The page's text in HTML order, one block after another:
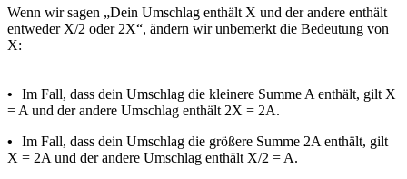
Wenn wir sagen „Dein Umschlag enthält X und der andere enthält
entweder X/2 oder 2X“, ändern wir unbemerkt die Bedeutung von
X:
•
Im Fall, dass dein Umschlag die kleinere Summe A enthält, gilt X
= A und der andere Umschlag enthält 2X = 2A.
•
Im Fall, dass dein Umschlag die größere Summe 2A enthält, gilt
X = 2A und der andere Umschlag enthält X/2 = A.